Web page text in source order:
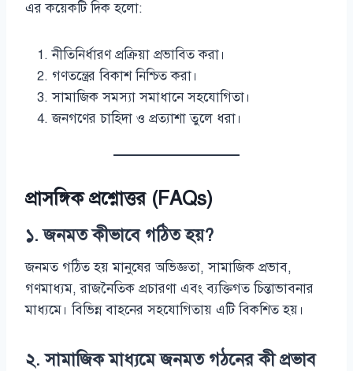
এর কয়েকটি দিক হলো:
নীতিনির্ধারণ প্রক্রিয়া প্রভাবিত করা।
গণতন্ত্রের বিকাশ নিশ্চিত করা।
সামাজিক সমস্যা সমাধানে সহযোগিতা।
জনগণের চাহিদা ও প্রত্যাশা তুলে ধরা।
প্রাসঙ্গিক প্রশ্নোত্তর (FAQs)
১. জনমত কীভাবে গঠিত হয়?
জনমত গঠিত হয় মানুষের অভিজ্ঞতা, সামাজিক প্রভাব,
গণমাধ্যম, রাজনৈতিক প্রচারণা এবং ব্যক্তিগত চিন্তাভাবনার
মাধ্যমে। বিভিন্ন বাহনের সহযোগিতায় এটি বিকশিত হয়।
২. সামাজিক মাধ্যমে জনমত গঠনের কী প্রভাব